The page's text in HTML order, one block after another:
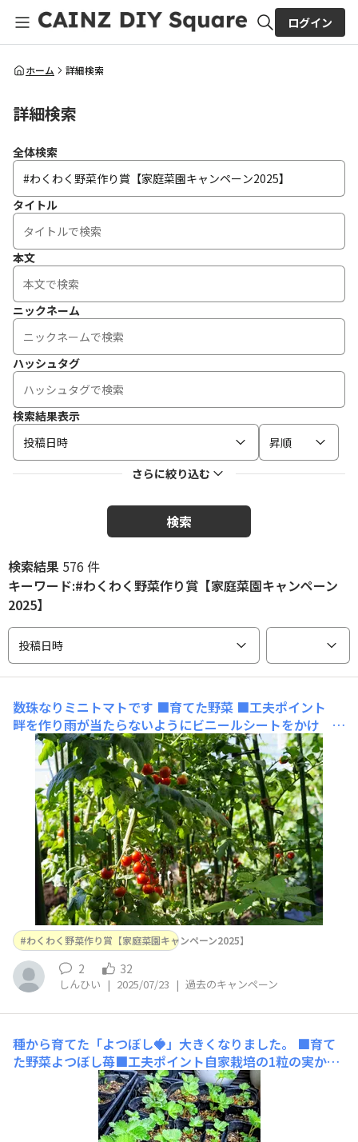
全体検索
ログイン
ホーム 詳細検索
詳細検索
全体検索
タイトル
本文
ニックネーム
ハッシュタグ
検索結果表示
投稿日時
昇順
さらに絞り込む
検索
検索結果 576 件
キーワード:#わくわく野菜作り賞【家庭菜園キャンペーン
2025】
投稿日時
数珠なりミニトマトです ■育てた野菜 ■工夫ポイント
畔を作り雨が当たらないようにビニールシートをかけ 過
保護に育てました
わくわく野菜作り賞【家庭菜園キャンペーン2025】
2 32
しんひい | 2025/07/23 | 過去のキャンペーン
種から育てた「よつぼし🍓」大きくなりました。
■育て
た野菜よつぼし苺■工夫ポイント自家栽培の1粒の実から
種を採り、ここまで大きくなりました。同じ黒ポットに植
えたのにサイズがバラバラです。やっと液肥も与え始めた
ところです。10月に他のランナー苗同様に植え付け予定。
来春に実がつく可能性が出て来たようで嬉しいです。